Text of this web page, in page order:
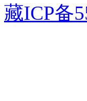
藏ICP备